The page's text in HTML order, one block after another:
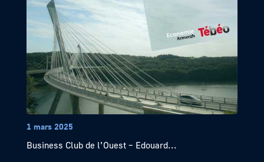
1 mars 2025
Business Club de l’Ouest – Edouard...